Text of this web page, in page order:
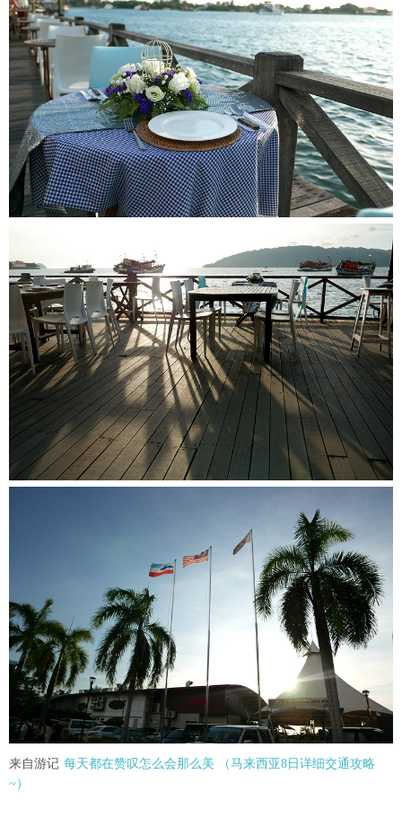
来自游记 每天都在赞叹怎么会那么美 （马来西亚8日详细交通攻略
~）